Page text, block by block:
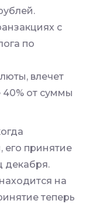
с
по
влечет
от суммы
его принятие
декабря.
на
теперь